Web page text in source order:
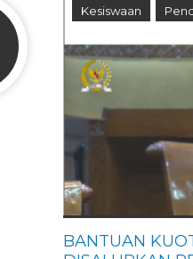
Kesiswaan
BANTUAN